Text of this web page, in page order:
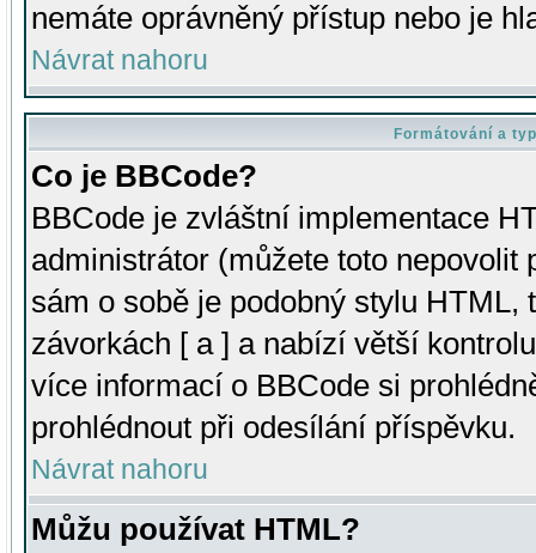
nemáte oprávněný přístup nebo je
Návrat nahoru
Formátování a
Co je BBCode?
BBCode je zvláštní implementace
administrátor (můžete toto
sám o sobě je podobný stylu HTML,
závorkách [ a ] a nabízí větší
více informací o BBCode si
prohlédnout při odesílání příspěvku.
Návrat nahoru
Můžu používat HTML?